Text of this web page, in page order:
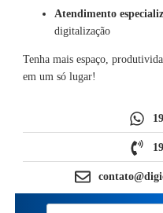
Atendimento
digitalização
Tenha mais espaço,
em um só lugar!